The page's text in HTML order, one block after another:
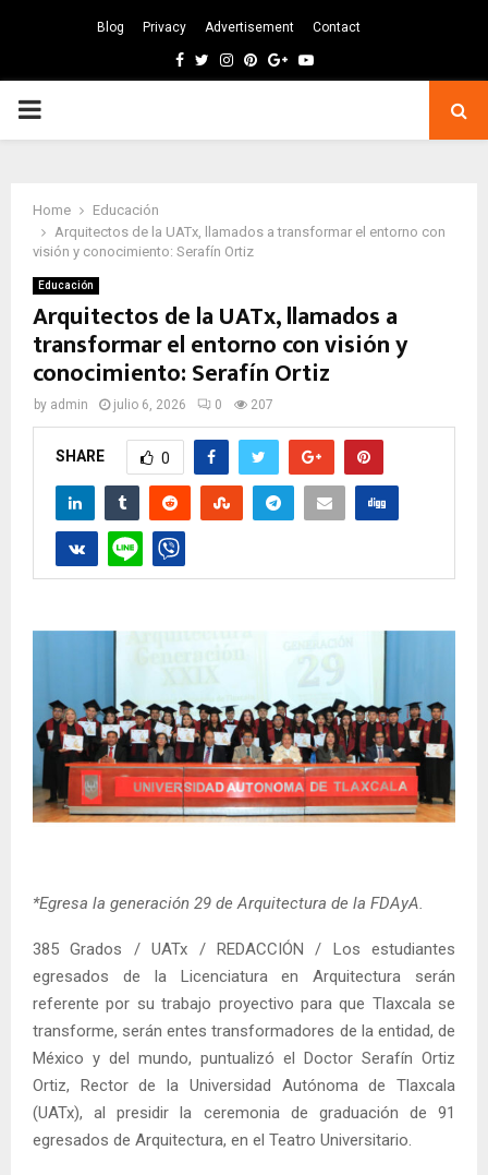
Blog Privacy Advertisement Contact
Facebook
TwitterInstagram
Pinterest
GoogleYoutube
PRIMARY
Home
Educación
Arquitectos de la UATx, llamados a transformar el entorno con
visión y conocimiento: Serafín Ortiz
Educación
Arquitectos de la UATx, llamados a
transformar el entorno con visión y
conocimiento: Serafín Ortiz
by admin julio 6, 2026 0 207
SHARE 0
*Egresa la generación 29 de Arquitectura de la FDAyA.
385 Grados / UATx / REDACCIÓN / Los estudiantes
egresados de la Licenciatura en Arquitectura serán
referente por su trabajo proyectivo para que Tlaxcala se
transforme, serán entes transformadores de la entidad, de
México y del mundo, puntualizó el Doctor Serafín Ortiz
Ortiz, Rector de la Universidad Autónoma de Tlaxcala
(UATx), al presidir la ceremonia de graduación de 91
egresados de Arquitectura, en el Teatro Universitario.